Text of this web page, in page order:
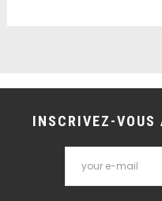
INSCRIVEZ-VOUS